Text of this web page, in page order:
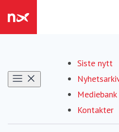
Siste nytt
Mediebank
Kontakter